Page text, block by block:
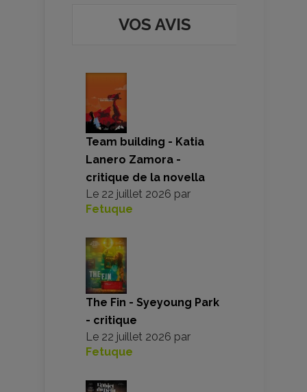
VOS AVIS
Team building - Katia
Lanero Zamora -
critique de la novella
Le 22 juillet 2026 par
Fetuque
The Fin - Syeyoung Park
- critique
Le 22 juillet 2026 par
Fetuque